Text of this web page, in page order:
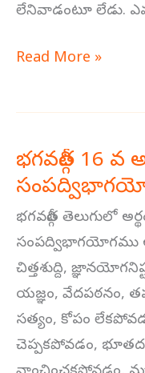
లేనివాడంటూ లేడు.
Read More »
భగవద్గీత 16
భగవద్గీత తెలుగులో
సంపద్విభాగయోగము
చిత్తశుద్ది,
యజ్ఞం, వేదపఠనం,
సత్యం, కోపం
చెప్పకపోవడం,
భగవద్గీత
16
వ
అధ్యాయం
–
దైవాసుర
సంపద్విభాగయోగము